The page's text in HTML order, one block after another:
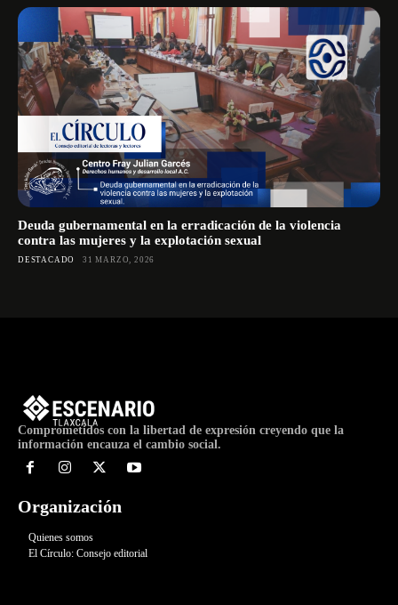
Deuda gubernamental en la erradicación de la violencia
contra las mujeres y la explotación sexual
DESTACADO 31 MARZO, 2026
Comprometidos con la libertad de expresión creyendo que la
información encauza el cambio social.
Organización
Quienes somos
El Círculo: Consejo editorial